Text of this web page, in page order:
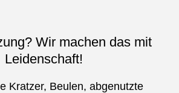
Wir machen das mit
Leidenschaft!
Kratzer, Beulen, abgenutzte